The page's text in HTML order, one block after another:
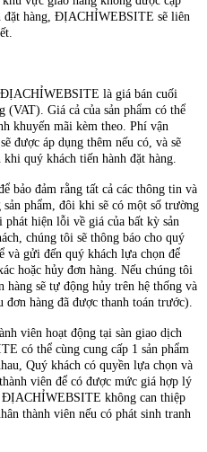
hàng, ĐỊACHỈWEBSITE sẽ liên
là giá bán cuối
(VAT). Giá cả của sản phẩm có thể
khuyến mãi kèm theo. Phí vận
được áp dụng thêm nếu có, và sẽ
quý khách tiến hành đặt hàng.
bảo đảm rằng tất cả các thông tin và
phẩm, đôi khi sẽ có một số trường
hiện lỗi về giá của bất kỳ sản
chúng tôi sẽ thông báo cho quý
và gửi đến quý khách lựa chọn để
hoặc hủy đơn hàng. Nếu chúng tôi
sẽ tự động hủy trên hệ thống và
hàng đã được thanh toán trước).
viên hoạt động tại sàn giao dịch
có thể cùng cung cấp 1 sản phẩm
Quý khách có quyền lựa chọn và
viên để có được mức giá hợp lý
ĐỊACHỈWEBSITE không can thiệp
thành viên nếu có phát sinh tranh